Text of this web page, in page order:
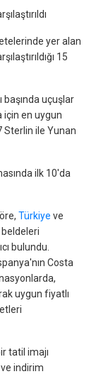
yer alan
15
başında uçuşlar
için en uygun
Sterlin ile Yunan
ilk 10'da
Türkiye ve
bulundu.
Costa
uygun fiyatlı
tatil imajı
indirim